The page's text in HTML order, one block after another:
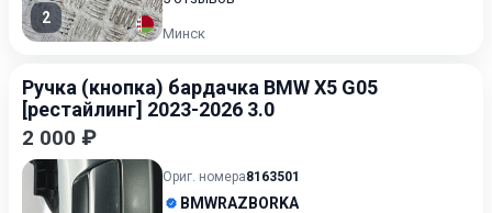
2
Минск
Ручка (кнопка) бардачка BMW X5 G05
[рестайлинг] 2023-2026 3.0
2 000 ₽
Ориг. номера8163501
BMWRAZBORKA